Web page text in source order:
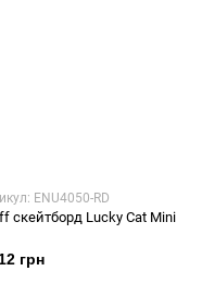
ENU4050-RD
скейтборд Lucky Cat Mini
грн